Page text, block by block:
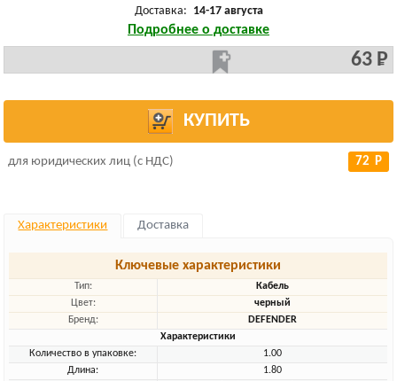
Доставка: 14-17 августа
Подробнее о доставке
63 Р
КУПИТЬ
для юридических лиц (с НДС) 72 Р
Характеристики Доставка
Ключевые характеристики
Тип:
Кабель
Цвет:
черный
Бренд:
DEFENDER
Характеристики
Количество в упаковке:
1.00
Длина:
1.80